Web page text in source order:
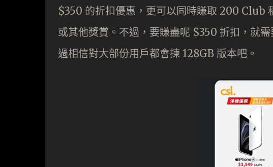
$350 的折扣優惠，更可以同時賺取 200 Club
或其他獎賞。不過，要賺盡呢 $350 折扣，就
過相信對大部份用戶都會揀 128GB 版本吧。